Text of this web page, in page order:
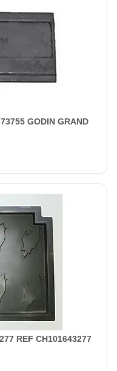
GODIN GRAND
REF CH101643277